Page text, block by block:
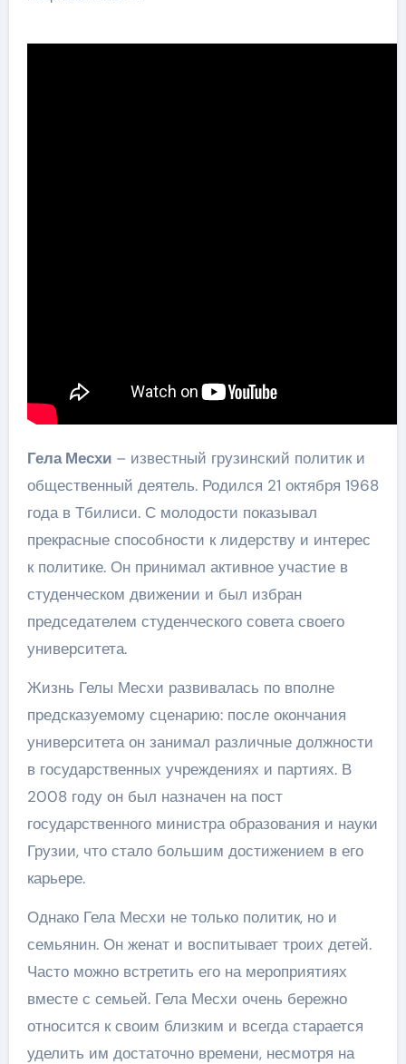
Гела Месхи– известный грузинский политик и
общественный деятель. Родился 21 октября 1968
года в Тбилиси. С молодости показывал
прекрасные способности к лидерству и интерес
к политике. Он принимал активное участие в
студенческом движении и был избран
председателем студенческого совета своего
университета.
Жизнь Гелы Месхи развивалась по вполне
предсказуемому сценарию: после окончания
университета он занимал различные должности
в государственных учреждениях и партиях. В
2008 году он был назначен на пост
государственного министра образования и науки
Грузии, что стало большим достижением в его
карьере.
Однако Гела Месхи не только политик, но и
семьянин. Он женат и воспитывает троих детей.
Часто можно встретить его на мероприятиях
вместе с семьей. Гела Месхи очень бережно
относится к своим близким и всегда старается
уделить им достаточно времени, несмотря на